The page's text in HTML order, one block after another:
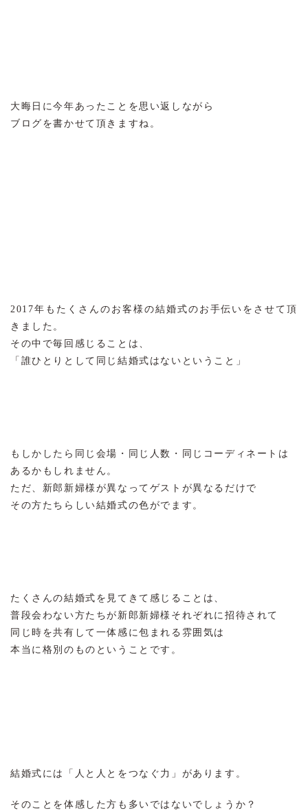
大晦日に今年あったことを思い返しながら
ブログを書かせて頂きますね。
2017年もたくさんのお客様の結婚式のお手伝いをさせて頂
きました。
その中で毎回感じることは、
「誰ひとりとして同じ結婚式はないということ」
もしかしたら同じ会場・同じ人数・同じコーディネートは
あるかもしれません。
ただ、新郎新婦様が異なってゲストが異なるだけで
その方たちらしい結婚式の色がでます。
たくさんの結婚式を見てきて感じることは、
普段会わない方たちが新郎新婦様それぞれに招待されて
同じ時を共有して一体感に包まれる雰囲気は
本当に格別のものということです。
結婚式には「人と人とをつなぐ力」があります。
そのことを体感した方も多いではないでしょうか？